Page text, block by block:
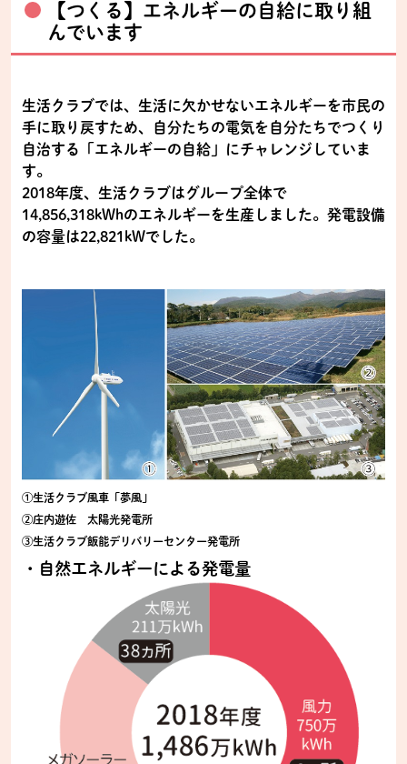
【つくる】エネルギーの自給に取り組
んでいます
生活クラブでは、生活に欠かせないエネルギーを市民の
手に取り戻すため、自分たちの電気を自分たちでつくり
自治する「エネルギーの自給」にチャレンジしていま
す。
2018年度、生活クラブはグループ全体で
14,856,318kWhのエネルギーを生産しました。発電設備
の容量は22,821kWでした。
①生活クラブ風車「夢風」
②庄内遊佐 太陽光発電所
③生活クラブ飯能デリバリーセンター発電所
・自然エネルギーによる発電量